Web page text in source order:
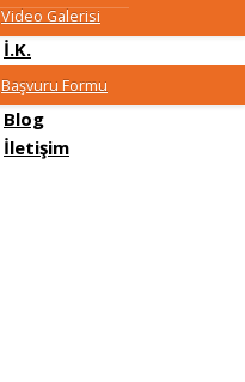
Video Galerisi
İ.K.
Başvuru Formu
Blog
İletişim